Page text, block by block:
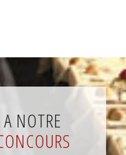
NOTRE